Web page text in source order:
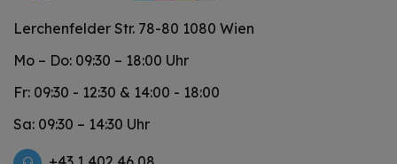
Lerchenfelder Str. 78-80 1080 Wien
Mo – Do: 09:30 – 18:00 Uhr
Fr: 09:30 - 12:30 & 14:00 - 18:00
Sa: 09:30 – 14:30 Uhr